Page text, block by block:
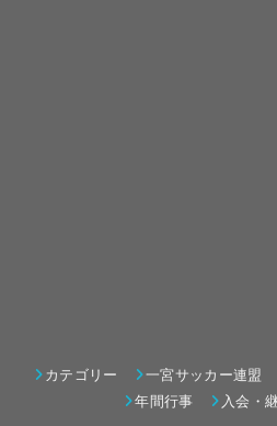
カテゴリー 一宮サッカー連盟
年間行事
入会・